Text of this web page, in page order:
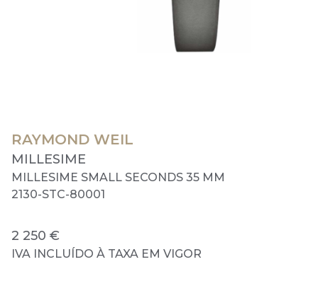
RAYMOND WEIL
MILLESIME
MILLESIME SMALL SECONDS 35 MM
2130-STC-80001
2 250 €
IVA INCLUÍDO À TAXA EM VIGOR